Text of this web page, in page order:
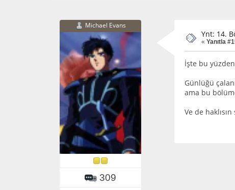
Michael Evans
309
Ynt: 14.
« Yanıtla
İşte bu
Günlüğü
ama bu
Ve de